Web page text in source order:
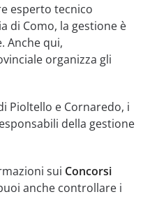
esperto tecnico
di Como, la gestione è
Anche qui,
organizza gli
Pioltello e Cornaredo, i
della gestione
sui Concorsi
anche controllare i